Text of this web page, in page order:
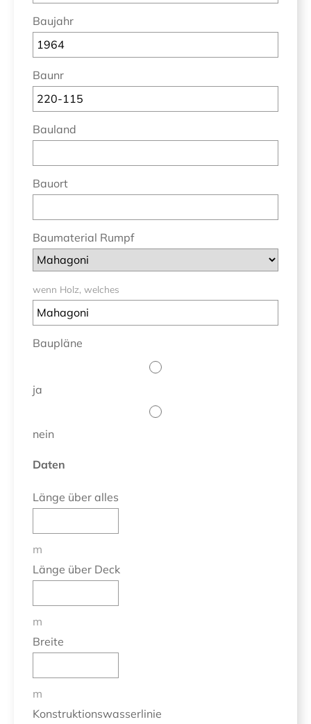
Baujahr
Baunr
Bauland
Bauort
Baumaterial Rumpf
wenn Holz, welches
Baupläne
ja
nein
Daten
Länge über alles
m
Länge über Deck
m
Breite
m
Konstruktionswasserlinie